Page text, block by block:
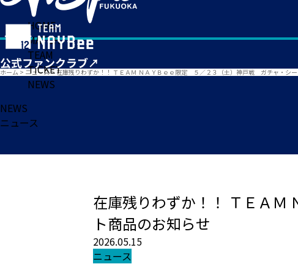
HOME
MATCH
TEAM
TICKET
NEWS
ホーム > ニュース> 在庫残りわずか！！ ＴＥＡＭ ＮＡＹＢｅｅ限定 ５／２３（土）神戸戦 ガチャ・シ
NEWS
ニュース
在庫残りわずか！！ ＴＥＡ
ト商品のお知らせ
2026.05.15
ニュース